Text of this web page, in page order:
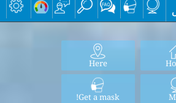
Here
Get a mask!